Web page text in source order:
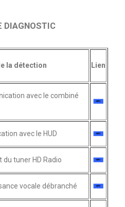
DIAGNOSTIC
la détection Lien
avec le combiné
avec le HUD
tuner HD Radio
vocale débranché